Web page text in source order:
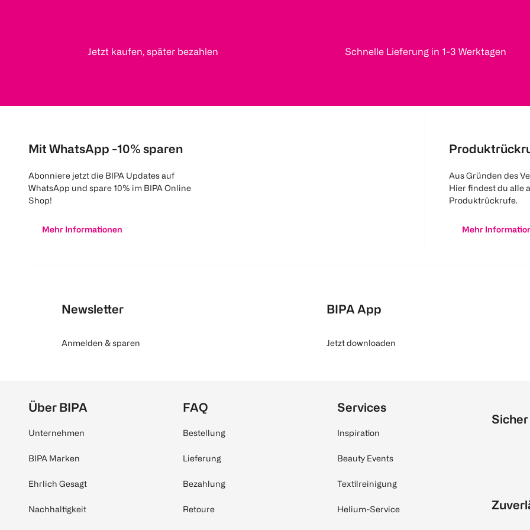
Jetzt kaufen, später bezahlen Schnelle Lieferung in 1-3 Werktagen
Mit WhatsApp -10% sparen
Abonniere jetzt die BIPA Updates auf
WhatsApp und spare 10% im BIPA Online
Shop!
Mehr Informationen
Aus Gründen des
Hier findest du alle
Produktrückrufe.
Mehr
Newsletter
Anmelden & sparen
BIPA App
Jetzt downloaden
Über BIPA
Unternehmen
BIPA Marken
Ehrlich Gesagt
Nachhaltigkeit
FAQ
Bestellung
Lieferung
Bezahlung
Retoure
Services
Inspiration
Beauty Events
Textilreinigung
Helium-Service